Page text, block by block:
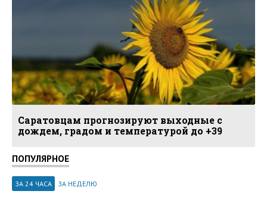
Саратовцам прогнозируют выходные с
дождем, градом и температурой до +39
ПОПУЛЯРНОЕ
ЗА 24 ЧАСА ЗА НЕДЕЛЮ